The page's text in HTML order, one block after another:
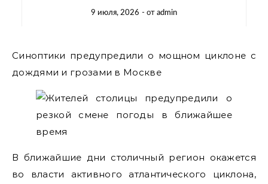
9 июля, 2026 - от admin
Синоптики предупредили о мощном циклоне с
дождями и грозами в Москве
В ближайшие дни столичный регион окажется
во власти активного атлантического циклона,